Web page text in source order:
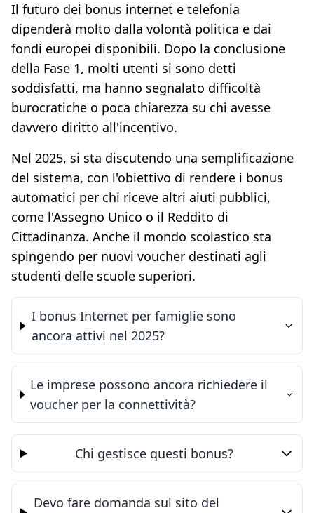
Il futuro dei bonus internet e telefonia
dipenderà molto dalla volontà politica e dai
fondi europei disponibili. Dopo la conclusione
della Fase 1, molti utenti si sono detti
soddisfatti, ma hanno segnalato difficoltà
burocratiche o poca chiarezza su chi avesse
davvero diritto all'incentivo.
Nel 2025, si sta discutendo una semplificazione
del sistema, con l'obiettivo di rendere i bonus
automatici per chi riceve altri aiuti pubblici,
come l'Assegno Unico o il Reddito di
Cittadinanza. Anche il mondo scolastico sta
spingendo per nuovi voucher destinati agli
studenti delle scuole superiori.
I bonus Internet per famiglie sono
ancora attivi nel 2025?
Le imprese possono ancora richiedere il
voucher per la connettività?
Chi gestisce questi bonus?
Devo fare domanda sul sito del